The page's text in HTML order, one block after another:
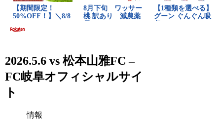
2026.5.6 vs 松本山雅FC –
FC岐阜オフィシャルサイ
ト
情報